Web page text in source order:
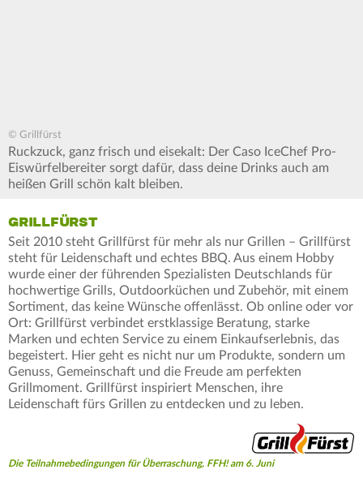
© Grillfürst
Ruckzuck, ganz frisch und eisekalt: Der Caso IceChef Pro-
Eiswürfelbereiter sorgt dafür, dass deine Drinks auch am
heißen Grill schön kalt bleiben.
GRILLFÜRST
Seit 2010 steht Grillfürst für mehr als nur Grillen – Grillfürst
steht für Leidenschaft und echtes BBQ. Aus einem Hobby
wurde einer der führenden Spezialisten Deutschlands für
hochwertige Grills, Outdoorküchen und Zubehör, mit einem
Sortiment, das keine Wünsche offenlässt. Ob online oder vor
Ort: Grillfürst verbindet erstklassige Beratung, starke
Marken und echten Service zu einem Einkaufserlebnis, das
begeistert. Hier geht es nicht nur um Produkte, sondern um
Genuss, Gemeinschaft und die Freude am perfekten
Grillmoment. Grillfürst inspiriert Menschen, ihre
Leidenschaft fürs Grillen zu entdecken und zu leben.
Die Teilnahmebedingungen für Überraschung, FFH! am 6. Juni